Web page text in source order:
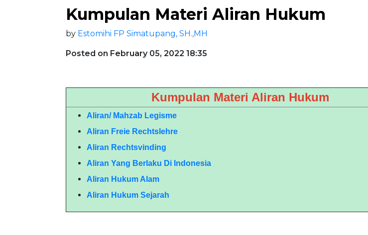
Kumpulan Materi Aliran Hukum
by Estomihi FP Simatupang, SH.,MH
Posted on February 05, 2022 18:35
Kumpulan Materi Aliran Hukum
Aliran/ Mahzab Legisme
Aliran Freie Rechtslehre
Aliran Rechtsvinding
Aliran Yang Berlaku Di Indonesia
Aliran Hukum Alam
Aliran Hukum Sejarah